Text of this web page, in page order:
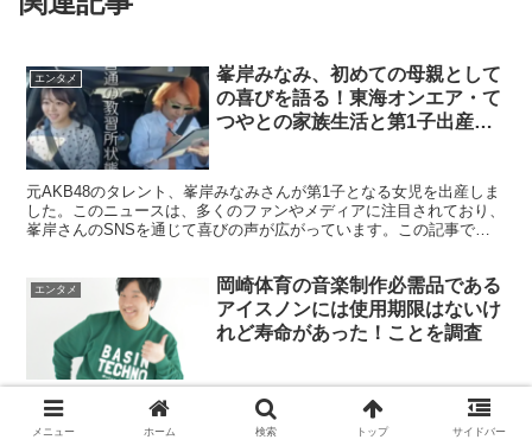
エンタメ
峯岸みなみ、初めての母親として
の喜びを語る！東海オンエア・て
つやとの家族生活と第1子出産エ
元AKB48のタレント、峯岸みなみさんが第1子となる女児を出産しま
した。このニュースは、多くのファンやメディアに注目されており、
峯岸さんのSNSを通じて喜びの声が広がっています。この記事で
エンタメ
岡崎体育の音楽制作必需品である
アイスノンには使用期限はないけ
れど寿命があった！ことを調査
嵐の松本潤さんが主演するNHK大河ドラマ『どうする家康』に 岡崎
体育さんが一夜限りの出演を果たされました〜！ （出典元 Yahoo
ニュース） それは第２１回。 岡崎体育さんが演じたのは「鳥居強右
メニュー ホーム 検索 トップ サイドバー